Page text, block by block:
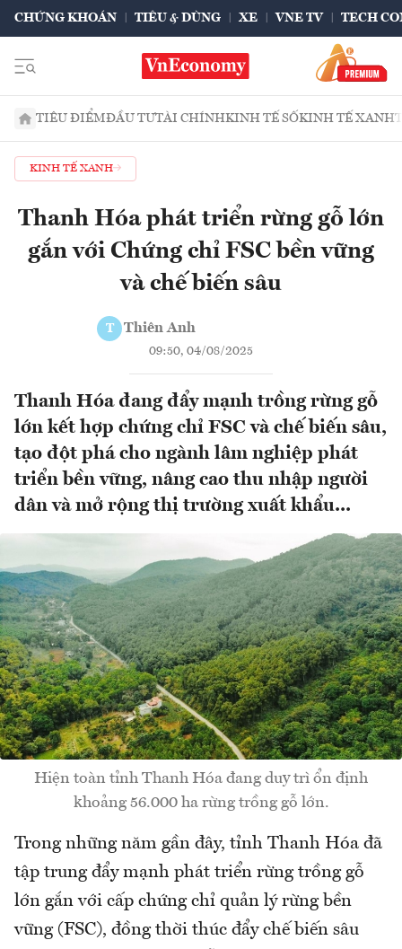
CHỨNG KHOÁN TIÊU & DÙNG XE VNE TV TECH
TIÊU ĐIỂMĐẦU TƯTÀI CHÍNHKINH TẾ SỐKINH TẾ XANH
KINH TẾ XANH
Thanh Hóa phát triển rừng gỗ lớn
gắn với Chứng chỉ FSC bền vững
và chế biến sâu
T Thiên Anh
09:50, 04/08/2025
Thanh Hóa đang đẩy mạnh trồng rừng gỗ
lớn kết hợp chứng chỉ FSC và chế biến sâu,
tạo đột phá cho ngành lâm nghiệp phát
triển bền vững, nâng cao thu nhập người
dân và mở rộng thị trường xuất khẩu...
Hiện toàn tỉnh Thanh Hóa đang duy trì ổn định
khoảng 56.000 ha rừng trồng gỗ lớn.
Trong những năm gần đây, tỉnh Thanh Hóa đã
tập trung đẩy mạnh phát triển rừng trồng gỗ
lớn gắn với cấp chứng chỉ quản lý rừng bền
vững (FSC), đồng thời thúc đẩy chế biến sâu